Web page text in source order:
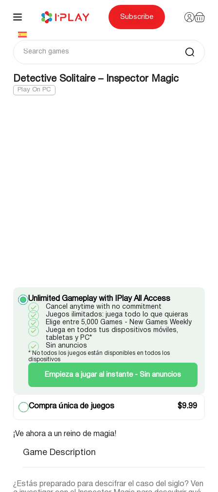
content
Subscribe
Detective Solitaire – Inspector Magic
Play On PC
Unlimited Gameplay with IPlay All Access
Cancel anytime with no commitment
Juegos ilimitados: juega todo lo que quieras
Elige entre 5,000 Games - New Games Weekly
Juega en todos tus dispositivos móviles,
tabletas y PC*
Sin anuncios
* No todos los juegos están disponibles en todos los
dispositivos
Empieza a jugar al instante - Sin anuncios
Compra única de juegos $9.99
¡Ve ahora a un reino de magia!
Game Description
¿Estás preparado para descifrar el caso del siglo? Ven